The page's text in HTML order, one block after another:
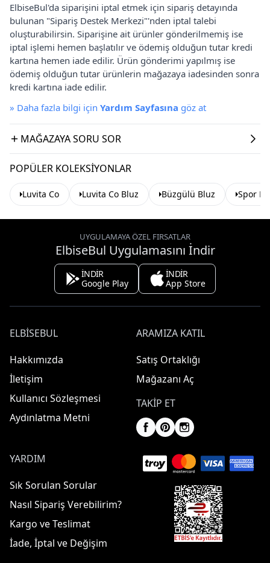
ElbiseBul'da siparişini iptal etmek için sipariş detayında
bulunan "Sipariş Destek Merkezi"'nden iptal talebi
oluşturabilirsin. Siparişine ait ürünler gönderilmemiş ise
iptal işlemi hemen başlatılır ve ödemiş olduğun tutar kredi
kartına hemen iade edilir. Ürün gönderimi yapılmış ise
ödemiş olduğun tutar ürünlerin mağazaya iadesinden sonra
kredi kartına iade edilir.
» Daha fazla bilgi için Yardım Sayfasına göz at
MAĞAZAYA SORU SOR
POPÜLER KOLEKSIYONLAR
Luvita Co Luvita Co Bluz Büzgülü Bluz Spor
UYGULAMAYA ÖZEL FIRSATLAR
ElbiseBul Uygulamasını İndir
İNDİR
Google Play
İNDİR
App Store
ELBISEBUL
Hakkımızda
İletişim
Kullanıcı Sözleşmesi
Aydınlatma Metni
ARAMIZA KATIL
Satış Ortaklığı
Mağazanı Aç
TAKIP ET
YARDIM
Sık Sorulan Sorular
Nasıl Sipariş Verebilirim?
Kargo ve Teslimat
İade, İptal ve Değişim